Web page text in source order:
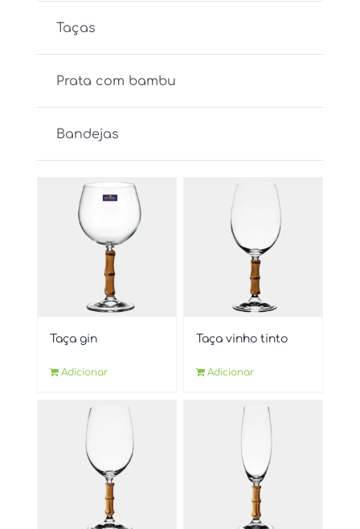
Taças
Prata com bambu
Bandejas
Taça gin
Adicionar
Taça vinho tinto
Adicionar